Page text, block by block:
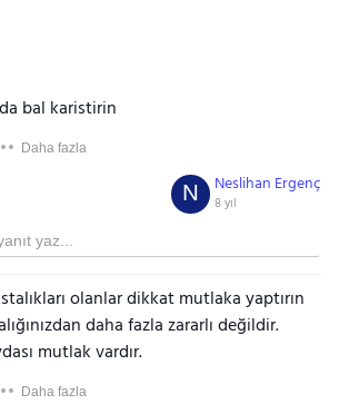
bal karistirin
Daha fazla
Neslihan Ergenç
8 yıl
N
olanlar dikkat mutlaka yaptırın
daha fazla zararlı değildir.
mutlak vardır.
Daha fazla